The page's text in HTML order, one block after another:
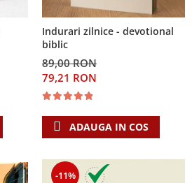
Indurari zilnice - devotional
biblic
89,00 RON
79,21 RON
ADAUGA IN COS
-11%